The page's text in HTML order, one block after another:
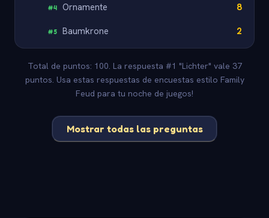
#4 Ornamente 8
#5 Baumkrone 2
Total de puntos: 100. La respuesta #1 "Lichter" vale 37
puntos. Usa estas respuestas de encuestas estilo Family
Feud para tu noche de juegos!
Mostrar todas las preguntas